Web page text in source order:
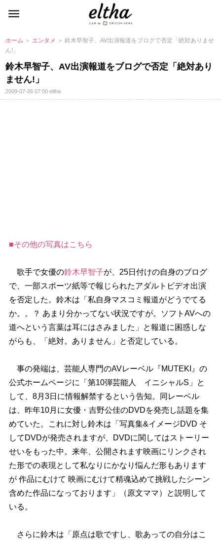
ホーム ＞ エンタメ ＞ 鈴木早智子、AV出演報道をブログで否定「絶対ありませ
ん!」
鈴木早智子、AV出演報道をブログで否定「絶対あり
ません!」
2009-07-26 07:00eltha
■その他の写真はこちら
歌手で女優の鈴木早智子が、25日付けの自身のブログ
で、一部スポーツ紙等で報じられたアダルトビデオ出演
を否定した。鈴木は「私自身マスコミ報道がどうでてる
か。。？ あまり分かってない状況ですが。ソフトAVへの
道へという言葉は耳にはさみました」と報道に困惑しな
がらも、「絶対。ありません」と否定している。
事の発端は、芸能人専門のAVレーベル『MUTEKI』の
公式ホームページに「第10弾芸能人 イニシャルS」と
して、8月3日に情報解禁するという告知。同レーベル
は、昨年10月に女優・吉野公佳のDVDを発売し話題を集
めていた。これに対し鈴木は「写真集&イメージDVD そ
してDVDが発売されますが、DVDに関してはストーリー
せいをもった中。来年、公開されます映画にリンクされ
た形での表現として私なりにかなり悩んだ形もあります
が 作品にむけて 映画にむけて精魂込めて挑戦したシーン
含めた作品になっております」（原文ママ）と説明して
いる。
さらに鈴木は「原点は歌ですし、歌あっての自分はこ